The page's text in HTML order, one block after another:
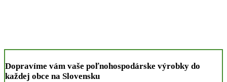
Dopravíme vám vaše poľnohospodárske výrobky do
každej obce na Slovensku